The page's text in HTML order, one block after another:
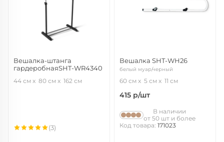
Вешалка-штанга
гардеробнаяSHT-WR4340
44 см 80 см 162 см
(3)
Вешалка SHT-WH26
белый муар/черный
60 см 5 см 11 см
415 р/шт
В наличии
от 50 шт и более
Код товара: 171023